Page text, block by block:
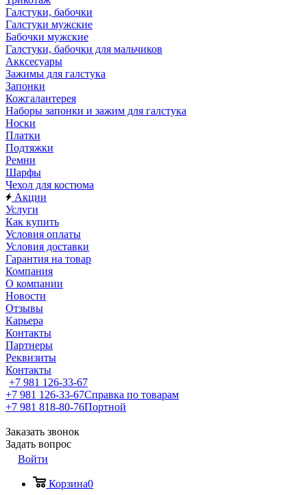
Галстуки, бабочки
Галстуки мужские
Бабочки мужские
Галстуки, бабочки для мальчиков
Акксесуары
Зажимы для галстука
Запонки
Кожгалантерея
Наборы запонки и зажим для галстука
Носки
Платки
Подтяжки
Ремни
Шарфы
Чехол для костюма
Акции
Услуги
Как купить
Условия оплаты
Условия доставки
Гарантия на товар
Компания
О компании
Новости
Отзывы
Карьера
Контакты
Партнеры
Реквизиты
Контакты
+7 981 126-33-67
+7 981 126-33-67Справка по товарам
+7 981 818-80-76Портной
Заказать звонок
Задать вопрос
Войти
Корзина0